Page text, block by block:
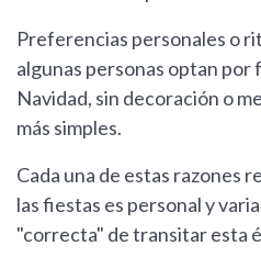
Preferencias personales o
algunas personas optan por
Navidad, sin decoración o
más simples.
Cada una de estas razones
las fiestas es personal y
"correcta" de transitar esta